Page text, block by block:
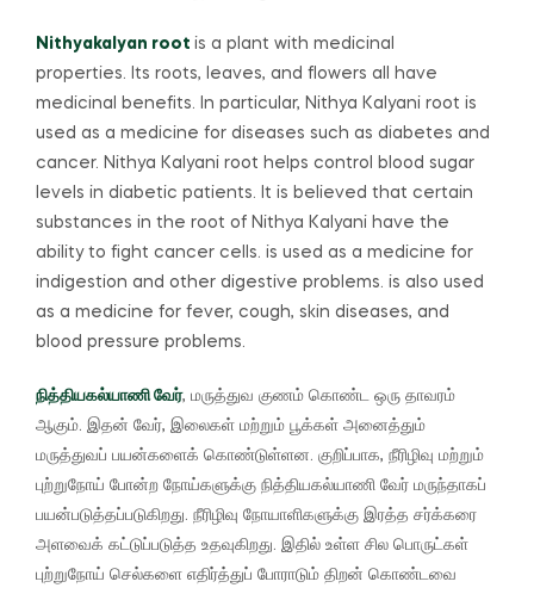
Nithyakalyan root is a plant with medicinal
properties. Its roots, leaves, and flowers all have
medicinal benefits. In particular, Nithya Kalyani root is
used as a medicine for diseases such as diabetes and
cancer. Nithya Kalyani root helps control blood sugar
levels in diabetic patients. It is believed that certain
substances in the root of Nithya Kalyani have the
ability to fight cancer cells. is used as a medicine for
indigestion and other digestive problems. is also used
as a medicine for fever, cough, skin diseases, and
blood pressure problems.
நித்தியகல்யாணி வேர், மருத்துவ குணம் கொண்ட ஒரு தாவரம்
ஆகும். இதன் வேர், இலைகள் மற்றும் பூக்கள் அனைத்தும்
மருத்துவப் பயன்களைக் கொண்டுள்ளன. குறிப்பாக, நீரிழிவு மற்றும்
புற்றுநோய் போன்ற நோய்களுக்கு நித்தியகல்யாணி வேர் மருந்தாகப்
பயன்படுத்தப்படுகிறது. நீரிழிவு நோயாளிகளுக்கு இரத்த சர்க்கரை
அளவைக் கட்டுப்படுத்த உதவுகிறது. இதில் உள்ள சில பொருட்கள்
புற்றுநோய் செல்களை எதிர்த்துப் போராடும் திறன் கொண்டவை